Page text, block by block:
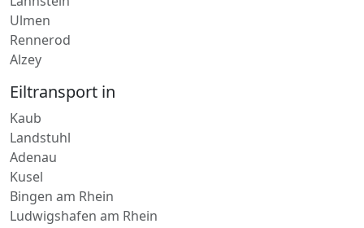
Ulmen
Rennerod
Alzey
Eiltransport in
Kaub
Landstuhl
Adenau
Kusel
Bingen am Rhein
Ludwigshafen am Rhein